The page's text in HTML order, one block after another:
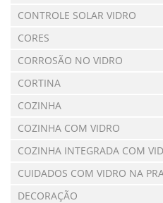
CONTROLE SOLAR VIDRO
CORES
CORROSÃO NO VIDRO
CORTINA
COZINHA
COZINHA COM VIDRO
COZINHA INTEGRADA COM
CUIDADOS COM VIDRO NA
DECORAÇÃO